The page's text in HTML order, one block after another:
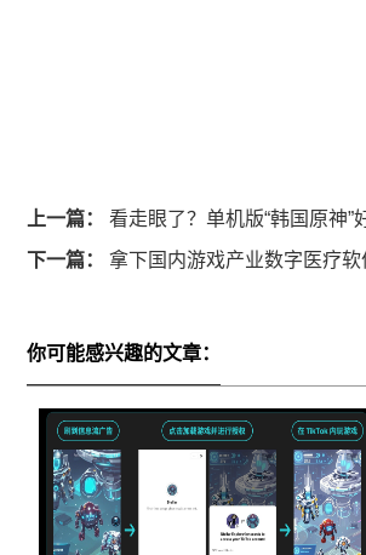
上一篇： 看走眼了？单机版“韩国原神”
下一篇： 拿下国内游戏产业数字医疗
你可能感兴趣的文章：